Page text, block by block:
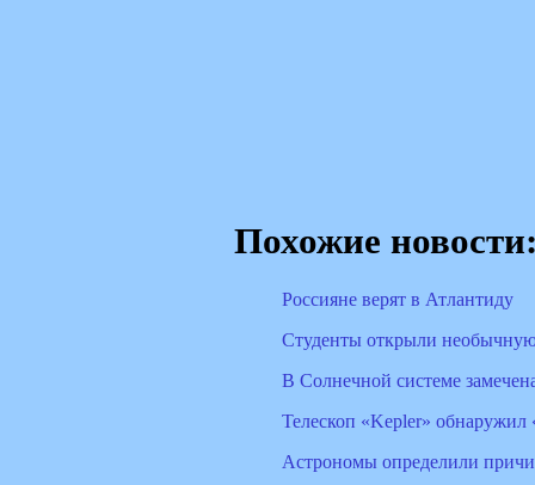
Похожие
Россияне верят в Атлантиду
Студенты открыли необычную
В Солнечной системе
Телескоп «Kepler»
Астрономы определили